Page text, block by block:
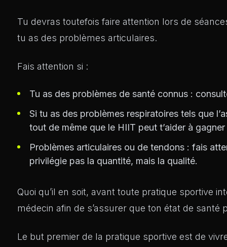
Tu devras toutefois faire attention lors de
tu as des problèmes articulaires.
Fais attention si :
Tu as des problèmes de santé connus :
Si tu as des problèmes respiratoires tels que
tout de même que le HIIT peut t’aider à
Problèmes articulaires ou de tendons : fais
privilégie pas la quantité, mais la qualité.
Quoi qu’il en soit, avant toute pratique sportive
médecin afin de s’assurer que ton état de santé
Le but premier de la pratique sportive est de